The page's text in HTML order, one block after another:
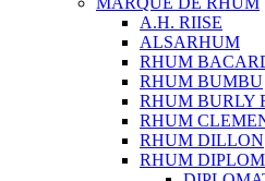
A.H. RIISE
ALSARHUM
RHUM
RHUM BUMBU
RHUM BURLY
RHUM
RHUM DILLON
RHUM